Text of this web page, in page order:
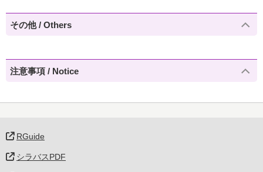
その他 / Others
注意事項 / Notice
RGuide
シラバスPDF